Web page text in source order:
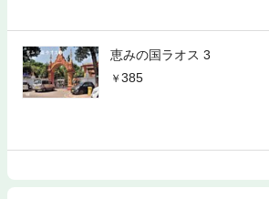
恵みの国ラオス 3
385